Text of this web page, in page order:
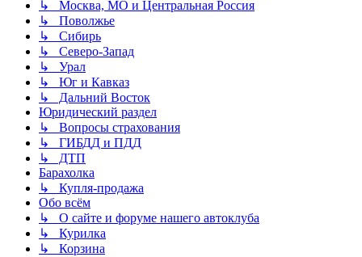
↳ Москва, МО и Центральная Россия
↳ Поволжье
↳ Сибирь
↳ Северо-Запад
↳ Урал
↳ Юг и Кавказ
↳ Дальний Восток
Юридический раздел
↳ Вопросы страхования
↳ ГИБДД и ПДД
↳ ДТП
Барахолка
↳ Купля-продажа
Обо всём
↳ О сайте и форуме нашего автоклуба
↳ Курилка
↳ Корзина